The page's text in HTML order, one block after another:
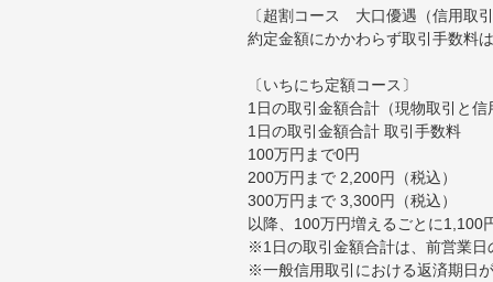
〔超割コース 大口優遇（信用取
約定金額にかかわらず取引手数料
〔いちにち定額コース〕
1日の取引金額合計（現物取引と
1日の取引金額合計 取引手数料
100万円まで0円
200万円まで 2,200円（税込）
300万円まで 3,300円（税込）
以降、100万円増えるごとに1,100
※1日の取引金額合計は、前営業日
※一般信用取引における返済期日